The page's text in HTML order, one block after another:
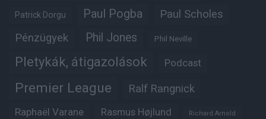
Patrick Dorgu Paul Pogba Paul Scholes
Pénzügyek Phil Jones Phil Neville
Pletykák, átigazolások Podcast
Premier League Ralf Rangnick
Raphaël Varane Rasmus Højlund Richard Arnold